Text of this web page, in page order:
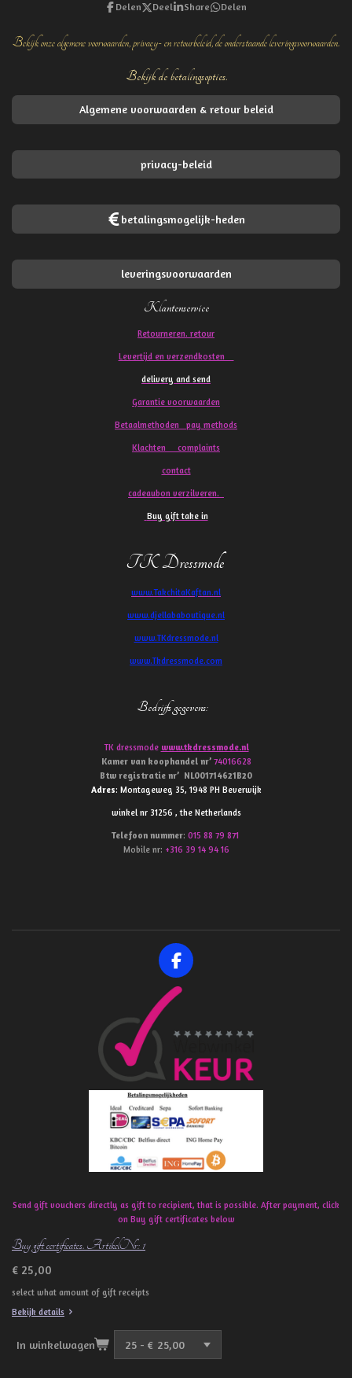
Delen Deel Share Delen
Bekijk onze algemene voorwaarden, privacy- en retourbeleid, de onderstaande leveringsvoorwaarden.
Bekijk de betalingsopties.
Algemene voorwaarden & retour beleid
privacy-beleid
betalingsmogelijk-heden
leveringsvoorwaarden
Klantenservice
Retourneren. retour
Levertijd en verzendkosten
delivery and send
Garantie voorwaarden
Betaalmethoden pay methods
Klachten complaints
contact
cadeaubon verzilveren.
Buy gift take in
TK Dressmode
www.TakchitaKaftan.nl
www.djellababoutique.nl
www.TKdressmode.nl
www.Tkdressmode.com
Bedrijfs gegevens:
TK dressmode www.tkdressmode.nl
Kamer van koophandel nr’ 74016628
Btw registratie nr’ NL001714621B20
Adres: Montageweg 35, 1948 PH Beverwijk
winkel nr 31256 , the Netherlands
Telefoon nummer: 015 88 79 871
Mobile nr: +316 39 14 94 16
F
a
c
b
o
k
Send gift vouchers directly as gift to recipient, that is possible. After payment, click
on Buy gift certificates below
Buy gift certificates. ArtikelNr: 1
€ 25,00
select what amount of gift receipts
Bekijk details
In winkelwagen